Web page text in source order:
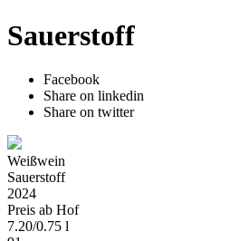
Sauerstoff
Facebook
Share on linkedin
Share on twitter
Weißwein
Sauerstoff
2024
Preis ab Hof
7.20/0.75 l